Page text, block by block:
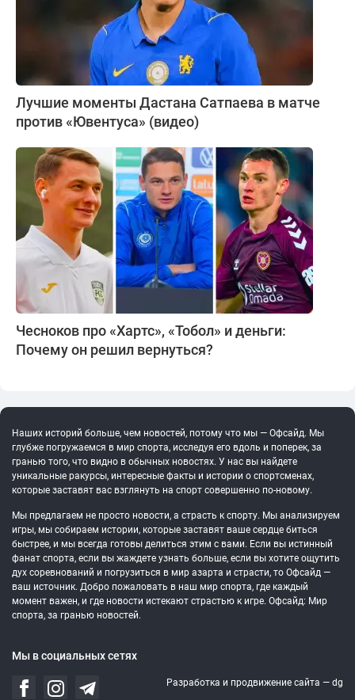
Лучшие моменты Дастана Сатпаева в матче
против «Ювентуса» (видео)
Чесноков про «Хартс», «Тобол» и деньги:
Почему он решил вернуться?
Наших историй больше, чем новостей, потому что мы — Офсайд. Мы
глубже погружаемся в мир спорта, исследуя его вдоль и поперек, за
гранью того, что видно в обычных новостях. У нас вы найдете
уникальные ракурсы, интересные факты и истории о спортсменах,
которые заставят вас взглянуть на спорт совершенно по-новому.
Мы предлагаем не просто новости, а страсть к спорту. Мы анализируем
игры, мы собираем истории, которые заставят ваше сердце биться
быстрее, и мы всегда готовы делиться этим с вами. Если вы истинный
фанат спорта, если вы жаждете узнать больше, если вы хотите ощутить
дух соревнований и погрузиться в мир азарта и страсти, то Офсайд —
ваш источник. Добро пожаловать в наш мир спорта, где каждый
момент важен, и где новости истекают страстью к игре. Офсайд: Мир
спорта, за гранью новостей.
Мы в социальных сетях
Разработка и продвижение сайта — dg